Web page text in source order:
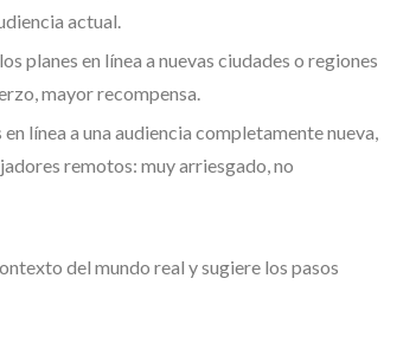
actual.
planes en línea a nuevas ciudades o regiones
mayor recompensa.
línea a una audiencia completamente nueva,
remotos: muy arriesgado, no
del mundo real y sugiere los pasos